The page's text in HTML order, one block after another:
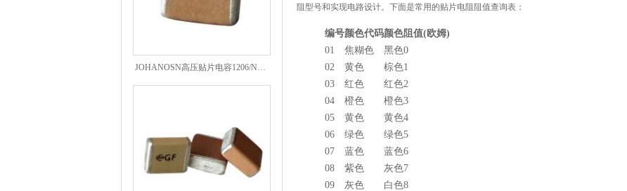
阻型号和实现电路设计。下面是常用的贴片电阻阻值查询表：
编号颜色代码颜色阻值(欧姆)
01
焦糊色 黑色0
02
黄色 棕色1
03
红色 红色2
04
橙色 橙色3
05
黄色 黄色4
06
绿色 绿色5
07
蓝色 蓝色6
08
紫色 灰色7
09
灰色 白色8